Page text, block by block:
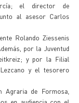
el director de
al asesor Carlos
Rolando Ziessenis
por la Juventud
y por la Filial
y el tesorero
de Formosa,